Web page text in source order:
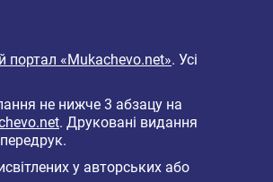
портал «Mukachevo.net». Усі
не нижче 3 абзацу на
. Друковані видання
у авторських або